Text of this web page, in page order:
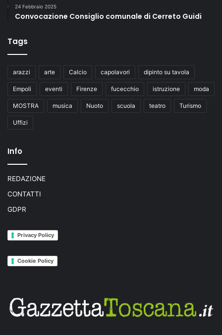
24 Febbraio 2025
Convocazione Consiglio comunale di Cerreto Guidi
Tags
arazzi arte Calcio capolavori dipinto su tavola
Empoli eventi Firenze fucecchio istruzione moda
MOSTRA musica Nuoto scuola teatro Turismo
Uffizi
Info
REDAZIONE
CONTATTI
GDPR
Privacy Policy
Cookie Policy